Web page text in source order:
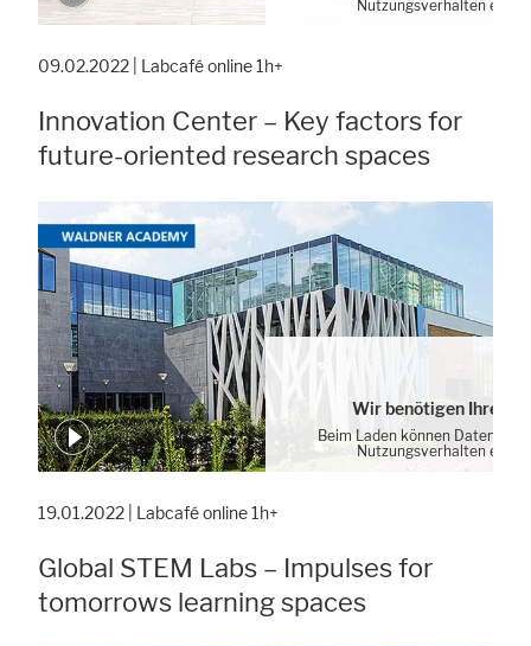
Nutzungsverhalten
09.02.2022 | Labcafé online 1h+
Innovation Center – Key factors for
future-oriented research spaces
Wir benötigen Ihre
Beim Laden können Daten von
Nutzungsverhalten
19.01.2022 | Labcafé online 1h+
Global STEM Labs – Impulses for
tomorrows learning spaces